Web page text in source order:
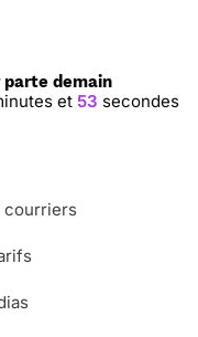
demain
et 52 secondes
courriers